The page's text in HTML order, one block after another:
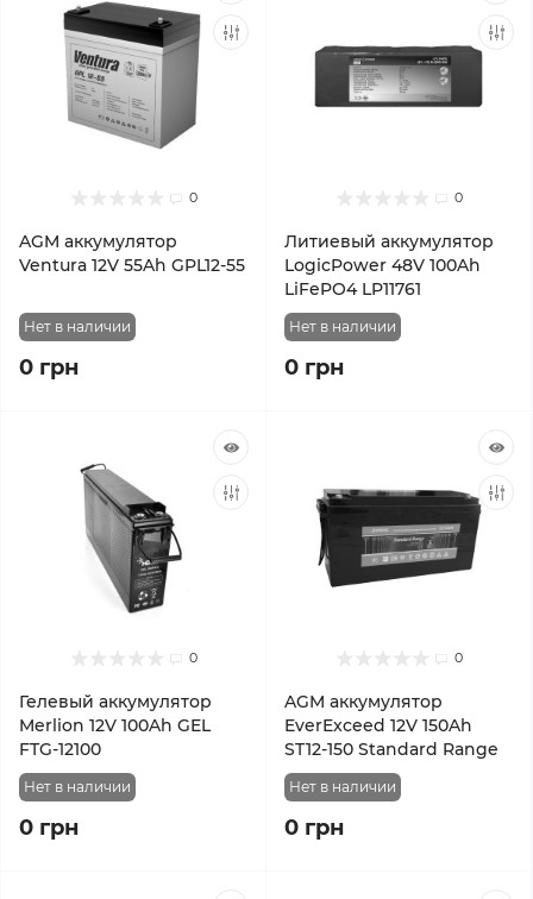
0
AGM аккумулятор
Ventura 12V 55Ah GPL12-55
Нет в наличии
0 грн
0
Литиевый аккумулятор
LogicPower 48V 100Ah
LiFePO4 LP11761
Нет в наличии
0 грн
0
Гелевый аккумулятор
Merlion 12V 100Ah GEL
FTG-12100
Нет в наличии
0 грн
0
AGM аккумулятор
EverExceed 12V 150Ah
ST12-150 Standard Range
Нет в наличии
0 грн